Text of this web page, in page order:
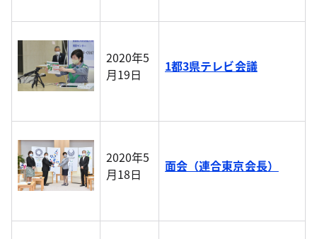
2020年5
月19日
1都3県テレビ会議
2020年5
月18日
面会（連合東京会長）